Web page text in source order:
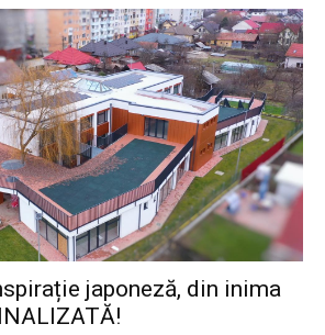
japoneză, din inima